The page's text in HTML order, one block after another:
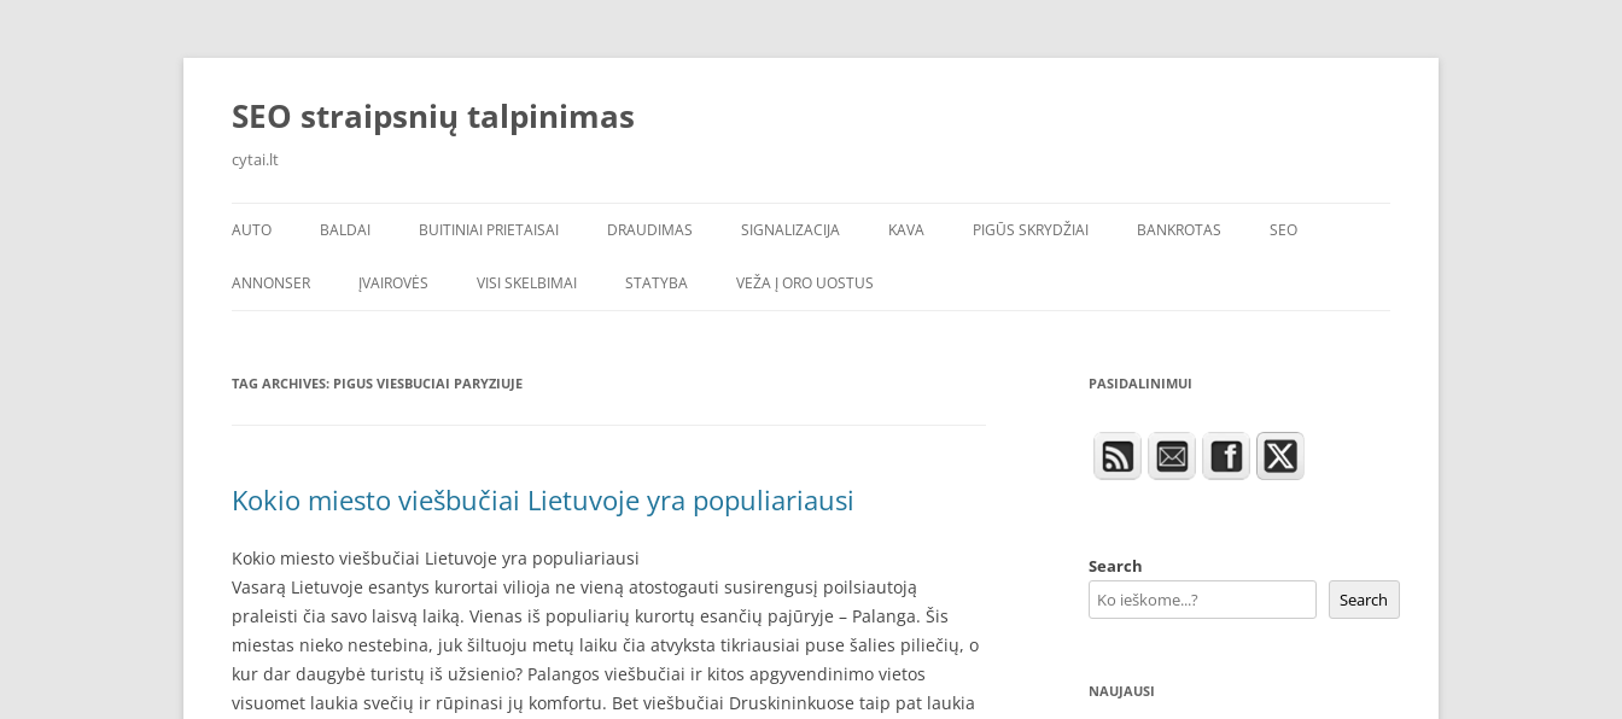
Skip
SEO straipsnių talpinimas
cytai.lt
AUTO
PADANGOS
BALDAI BUITINIAI PRIETAISAI DRAUDIMAS SIGNALIZACIJA KAVA PIGŪS SKRYDŽIAI BANKROTAS SEO
ANNONSER ĮVAIROVĖS VISI SKELBIMAI STATYBA VEŽA Į ORO UOSTUS
TAG ARCHIVES: PIGUS VIESBUCIAI PARYZIUJE
Kokio miesto viešbučiai Lietuvoje yra populiariausi
Kokio miesto viešbučiai Lietuvoje yra populiariausi
Vasarą Lietuvoje esantys kurortai vilioja ne vieną atostogauti susirengusį poilsiautoją
praleisti čia savo laisvą laiką. Vienas iš populiarių kurortų esančių pajūryje – Palanga. Šis
miestas nieko nestebina, juk šiltuoju metų laiku čia atvyksta tikriausiai puse šalies piliečių, o
kur dar daugybė turistų iš užsienio? Palangos viešbučiai ir kitos apgyvendinimo vietos
visuomet laukia svečių ir rūpinasi jų komfortu. Bet viešbučiai Druskininkuose taip pat laukia
PASIDALINIMUI
Search
Search
NAUJAUSI